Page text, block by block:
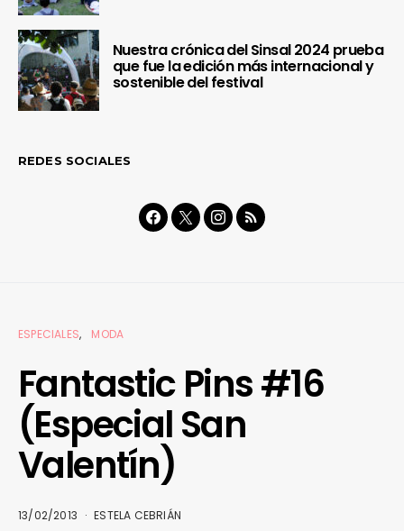
Nuestra crónica del Sinsal 2024 prueba
que fue la edición más internacional y
sostenible del festival
REDES SOCIALES
ESPECIALES MODA
Fantastic Pins #16
(Especial San
Valentín)
13/02/2013 ESTELA CEBRIÁN